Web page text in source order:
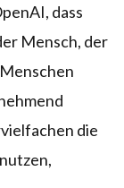
dass
Mensch, der
die